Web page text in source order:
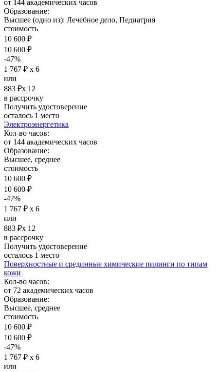
от 144 академических часов
Образование:
Высшее (одно из): Лечебное дело, Педиатрия
стоимость
10 600 ₽
10 600 ₽
-47%
1 767 ₽ х 6
или
883 ₽х 12
в рассрочку
Получить удостоверение
осталось 1 место
Электроэнергетика
Кол-во часов:
от 144 академических часов
Образование:
Высшее, среднее
стоимость
10 600 ₽
10 600 ₽
-47%
1 767 ₽ х 6
или
883 ₽х 12
в рассрочку
Получить удостоверение
осталось 1 место
Поверхностные и срединные химические пилинги по типам
кожи
Кол-во часов:
от 72 академических часов
Образование:
Высшее, среднее
стоимость
10 600 ₽
10 600 ₽
-47%
1 767 ₽ х 6
или